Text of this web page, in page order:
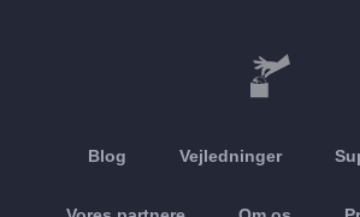
Blog Vejledninger